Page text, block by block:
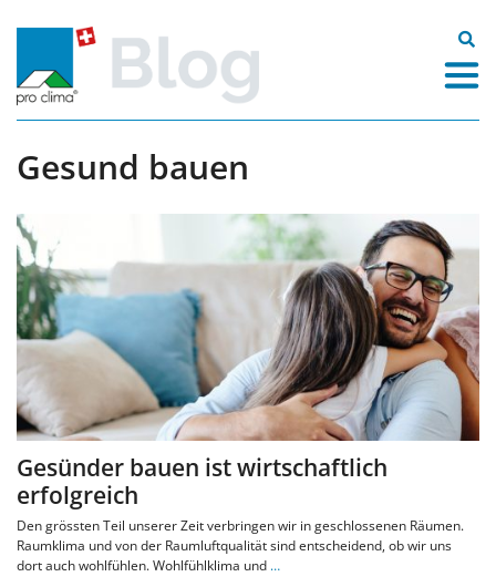
Inhalt
Suche
nach:
Gesund bauen
Gesünder bauen ist wirtschaftlich
erfolgreich
Den grössten Teil unserer Zeit verbringen wir in geschlossenen Räumen.
Raumklima und von der Raumluftqualität sind entscheidend, ob wir uns
dort auch wohlfühlen. Wohlfühlklima und …